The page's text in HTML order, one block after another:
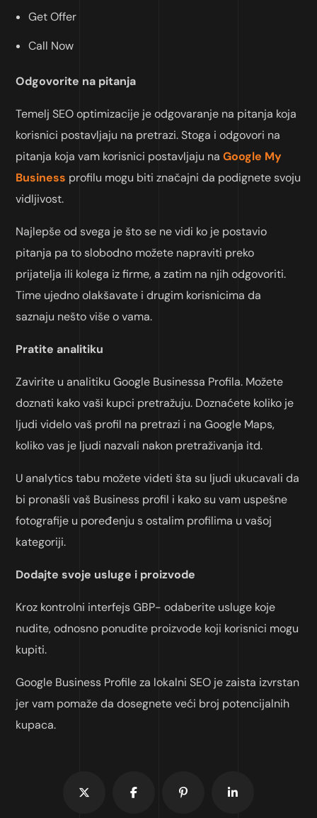
Get Offer
Call Now
Odgovorite na pitanja
Temelj SEO optimizacije je odgovaranje na pitanja koja
korisnici postavljaju na pretrazi. Stoga i odgovori na
pitanja koja vam korisnici postavljaju naGoogle My
Business profilu mogu biti značajni da podignete svoju
vidljivost.
Najlepše od svega je što se ne vidi ko je postavio
pitanja pa to slobodno možete napraviti preko
prijatelja ili kolega iz firme, a zatim na njih odgovoriti.
Time ujedno olakšavate i drugim korisnicima da
saznaju nešto više o vama.
Pratite analitiku
Zavirite u analitiku Google Businessa Profila. Možete
doznati kako vaši kupci pretražuju. Doznaćete koliko je
ljudi videlo vaš profil na pretrazi i na Google Maps,
koliko vas je ljudi nazvali nakon pretraživanja itd.
U analytics tabu možete videti šta su ljudi ukucavali da
bi pronašli vaš Business profil i kako su vam uspešne
fotografije u poređenju s ostalim profilima u vašoj
kategoriji.
Dodajte svoje usluge i proizvode
Kroz kontrolni interfejs GBP- odaberite usluge koje
nudite, odnosno ponudite proizvode koji korisnici mogu
kupiti.
Google Business Profile za lokalni SEO je zaista izvrstan
jer vam pomaže da dosegnete veći broj potencijalnih
kupaca.